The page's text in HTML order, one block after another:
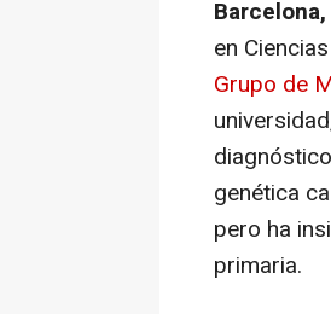
en
Grupo de
genética
pero ha
primaria.